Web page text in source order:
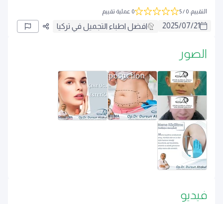
التقييم:
0
/ 5 0 عملية تقييم
2025/07/21 افضل اطباء التجميل في تركيا
الصور
فيديو